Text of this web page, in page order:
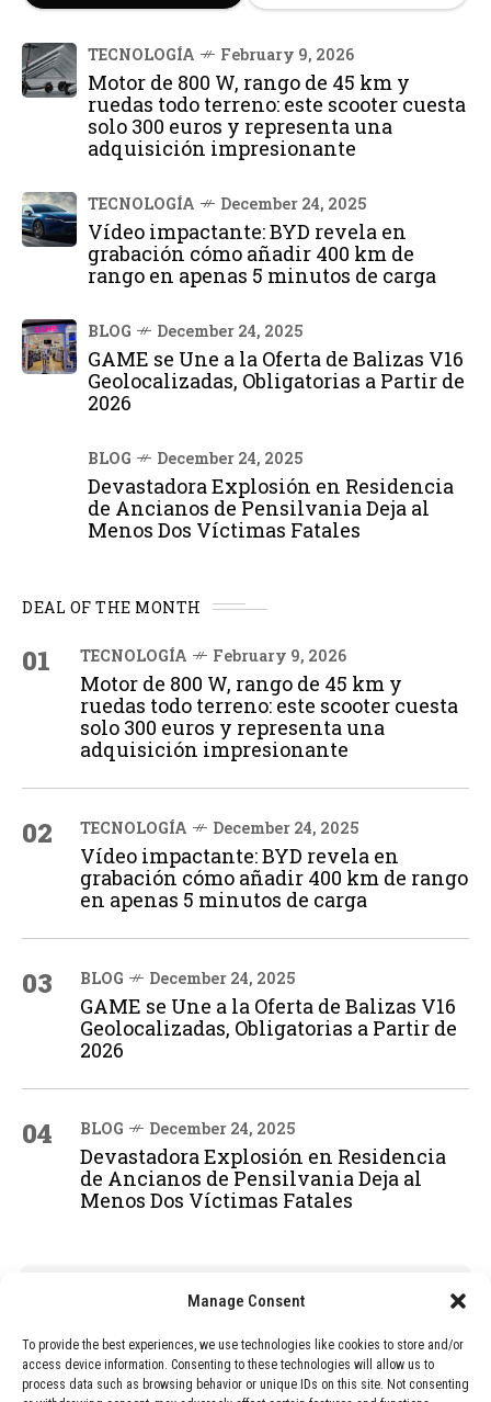
Manage Consent
To provide the best experiences, we use technologies like cookies to store and/or
access device information. Consenting to these technologies will allow us to
process data such as browsing behavior or unique IDs on this site. Not consenting
TECNOLOGÍA February 9, 2026
Motor de 800 W, rango de 45 km y
ruedas todo terreno: este scooter cuesta
solo 300 euros y representa una
adquisición impresionante
TECNOLOGÍA December 24, 2025
Vídeo impactante: BYD revela en
grabación cómo añadir 400 km de
rango en apenas 5 minutos de carga
BLOG December 24, 2025
GAME se Une a la Oferta de Balizas V16
Geolocalizadas, Obligatorias a Partir de
2026
BLOG December 24, 2025
Devastadora Explosión en Residencia
de Ancianos de Pensilvania Deja al
Menos Dos Víctimas Fatales
DEAL OF THE MONTH
01 TECNOLOGÍA February 9, 2026
Motor de 800 W, rango de 45 km y
ruedas todo terreno: este scooter cuesta
solo 300 euros y representa una
adquisición impresionante
02 TECNOLOGÍA December 24, 2025
Vídeo impactante: BYD revela en
grabación cómo añadir 400 km de rango
en apenas 5 minutos de carga
03 BLOG December 24, 2025
GAME se Une a la Oferta de Balizas V16
Geolocalizadas, Obligatorias a Partir de
2026
04 BLOG December 24, 2025
Devastadora Explosión en Residencia
de Ancianos de Pensilvania Deja al
Menos Dos Víctimas Fatales